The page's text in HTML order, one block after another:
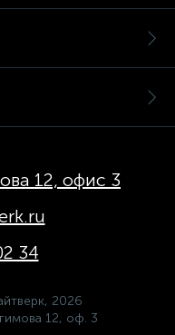
12, офис 3
34
2026
12, оф. 3